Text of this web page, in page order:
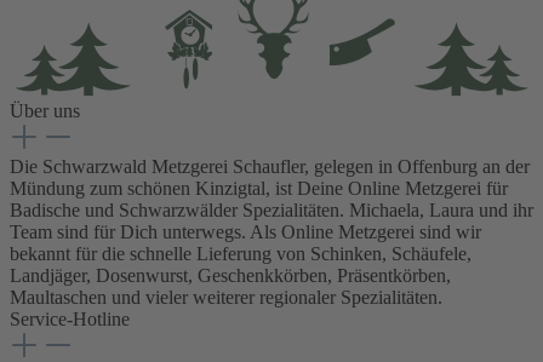
Über uns
Die Schwarzwald Metzgerei Schaufler, gelegen in Offenburg an der
Mündung zum schönen Kinzigtal, ist Deine Online Metzgerei für
Badische und Schwarzwälder Spezialitäten. Michaela, Laura und ihr
Team sind für Dich unterwegs. Als Online Metzgerei sind wir
bekannt für die schnelle Lieferung von Schinken, Schäufele,
Landjäger, Dosenwurst, Geschenkkörben, Präsentkörben,
Maultaschen und vieler weiterer regionaler Spezialitäten.
Service-Hotline